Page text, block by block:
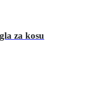
za kosu